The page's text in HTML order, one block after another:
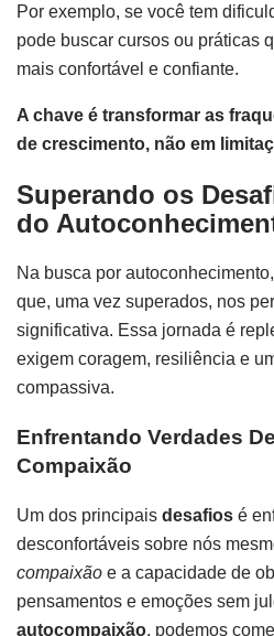
Por exemplo, se você tem
pode buscar cursos ou práticas
mais confortável e confiante.
A chave é transformar as
de crescimento, não em
Superando os
do
Na busca por
que, uma vez superados, nos
significativa. Essa jornada é
exigem coragem, resiliência e
compassiva.
Enfrentando Verdades
Compaixão
Um dos principais desafios é
desconfortáveis sobre nós
compaixão e a capacidade de
pensamentos e emoções sem
autocompaixão, podemos